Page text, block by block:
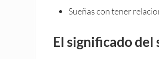
Sueñas con tener
El significado del